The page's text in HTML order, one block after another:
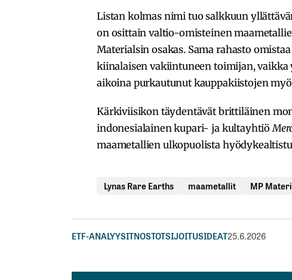
Listan kolmas nimi tuo salkkuun
on osittain valtio-omisteinen
Materialsin osakas. Sama rahasto
kiinalaisen vakiintuneen toimijan,
aikoina purkautunut kauppakiistojen
Kärkiviisikon täydentävät brittiläinen
indonesialainen kupari- ja kultayhtiö
maametallien ulkopuolista
Lynas Rare Earths maametallit MP
ETF-ANALYYSITNOSTOTSIJOITUSIDEAT25.6.2026